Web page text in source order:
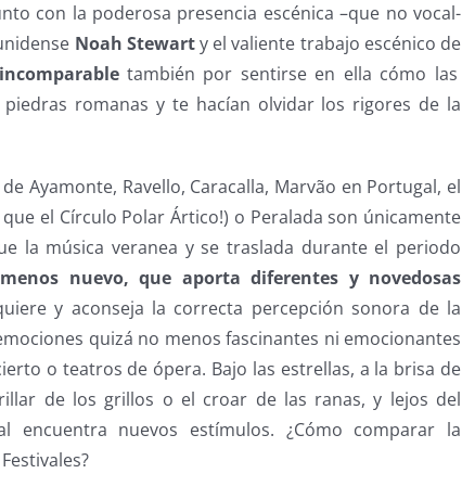
con la poderosa presencia escénica –que no vocal-
Noah Stewarty el valiente trabajo escénico de
también por sentirse en ella cómo las
romanas y te hacían olvidar los rigores de la
Ayamonte, Ravello, Caracalla, Marvão en Portugal, el
el Círculo Polar Ártico!) o Peralada son únicamente
la música veranea y se traslada durante el periodo
nuevo, que aporta diferentes y novedosas
y aconseja la correcta percepción sonora de la
quizá no menos fascinantes ni emocionantes
o teatros de ópera. Bajo las estrellas, a la brisa de
de los grillos o el croar de las ranas, y lejos del
encuentra nuevos estímulos. ¿Cómo comparar la